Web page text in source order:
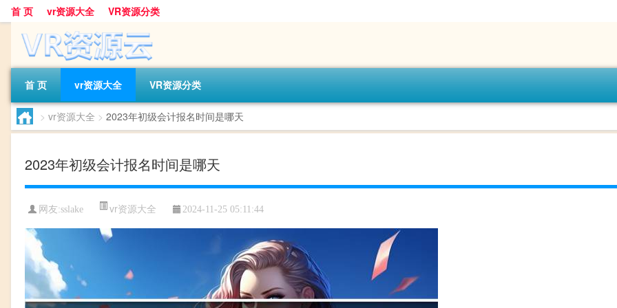
首 页 vr资源大全 VR资源分类
首 页 vr资源大全 VR资源分类
> vr资源大全 > 2023年初级会计报名时间是哪天
2023年初级会计报名时间是哪天
网友:sslake vr资源大全 2024-11-25 05:11:44